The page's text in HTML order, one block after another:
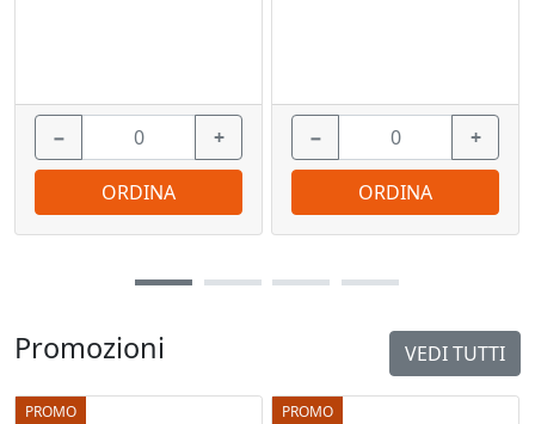
Promozioni VEDI TUTTI
PROMO PROMO
− +
ORDINA
− +
ORDINA